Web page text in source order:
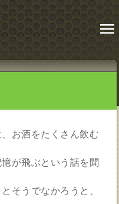
menu
お酒をたくさん飲む
が飛ぶという話を聞
そうでなかろうと、